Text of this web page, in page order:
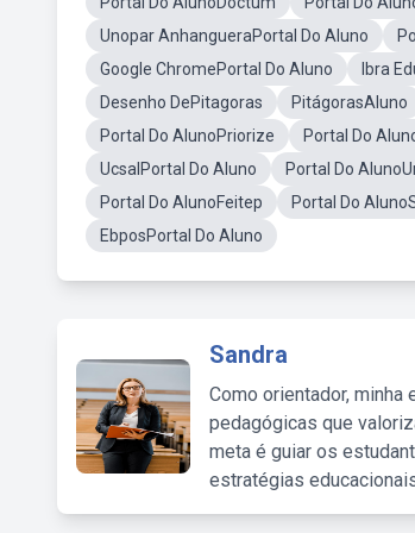
Unopar AnhangueraPortal Do Aluno
Google ChromePortal Do Aluno
Ibra
Desenho DePitagoras
PitágorasAluno
Portal Do AlunoPriorize
Portal Do
UcsalPortal Do Aluno
Portal Do
Portal Do AlunoFeitep
Portal Do
EbposPortal Do Aluno
Sandra
Como orientador,
pedagógicas que
meta é guiar os
estratégias